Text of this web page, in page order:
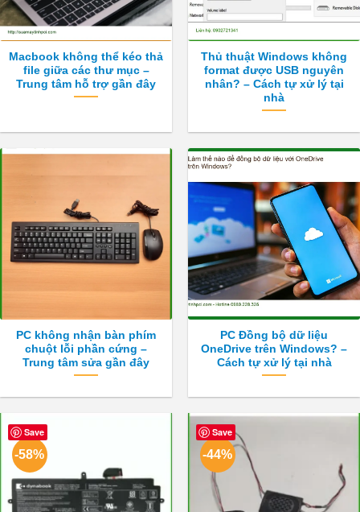
Macbook không thể kéo thả
file giữa các thư mục –
Trung tâm hỗ trợ gần đây
Thủ thuật Windows không
format được USB nguyên
nhân? – Cách tự xử lý tại
nhà
PC không nhận bàn phím
chuột lỗi phần cứng –
Trung tâm sửa gần đây
PC Đồng bộ dữ liệu
OneDrive trên Windows? –
Cách tự xử lý tại nhà
Save
-58%
Save
-44%